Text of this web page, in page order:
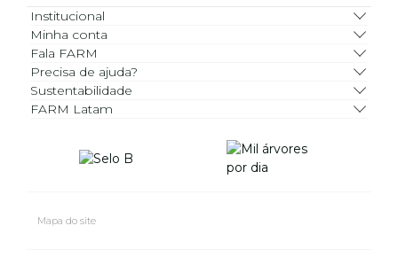
Institucional
Minha conta
Fala FARM
Precisa de ajuda?
Sustentabilidade
FARM Latam
Mapa do site